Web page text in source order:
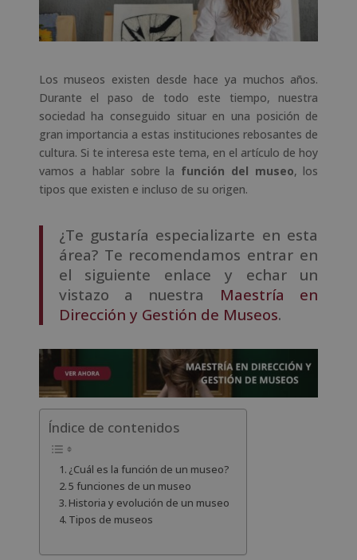
Los museos existen desde hace ya muchos años.
Durante el paso de todo este tiempo, nuestra
sociedad ha conseguido situar en una posición de
gran importancia a estas instituciones rebosantes de
cultura. Si te interesa este tema, en el artículo de hoy
vamos a hablar sobre la función del museo, los
tipos que existen e incluso de su origen.
¿Te gustaría especializarte en esta
área? Te recomendamos entrar en
el siguiente enlace y echar un
vistazo a nuestra Maestría en
Dirección y Gestión de Museos.
Índice de contenidos
¿Cuál es la función de un museo?
5 funciones de un museo
Historia y evolución de un museo
Tipos de museos